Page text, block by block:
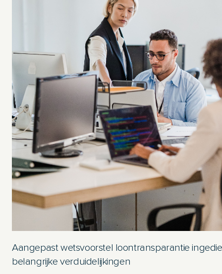
Aangepast wetsvoorstel loontransparantie
belangrijke verduidelijkingen